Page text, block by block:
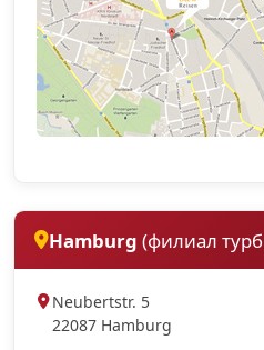
Hamburg (филиал
Neubertstr. 5
22087 Hamburg